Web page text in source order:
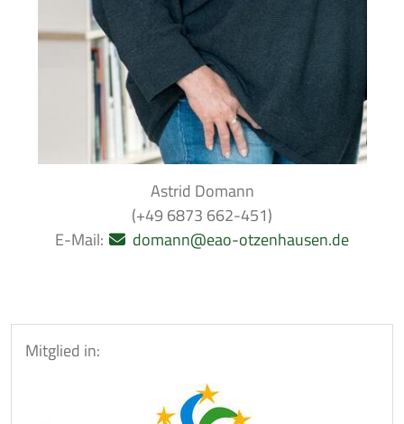
Astrid Domann
(+49 6873 662-451)
E-Mail:
domann@eao-otzenhausen.de
Mitglied in: